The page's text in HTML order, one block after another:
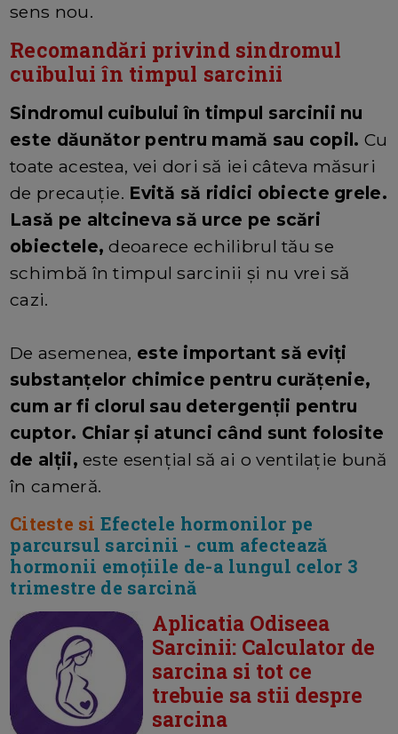
sens nou.
Recomandări privind sindromul
cuibului în timpul sarcinii
Sindromul cuibului în timpul sarcinii nu
este dăunător pentru mamă sau copil. Cu
toate acestea, vei dori să iei câteva măsuri
de precauție. Evită să ridici obiecte grele.
Lasă pe altcineva să urce pe scări
obiectele, deoarece echilibrul tău se
schimbă în timpul sarcinii și nu vrei să
cazi.
De asemenea, este important să eviți
substanțelor chimice pentru curățenie,
cum ar fi clorul sau detergenții pentru
cuptor. Chiar și atunci când sunt folosite
de alții, este esențial să ai o ventilație bună
în cameră.
Citeste si Efectele hormonilor pe
parcursul sarcinii - cum afectează
hormonii emoțiile de-a lungul celor 3
trimestre de sarcină
Aplicatia Odiseea
Sarcinii: Calculator de
sarcina si tot ce
trebuie sa stii despre
sarcina